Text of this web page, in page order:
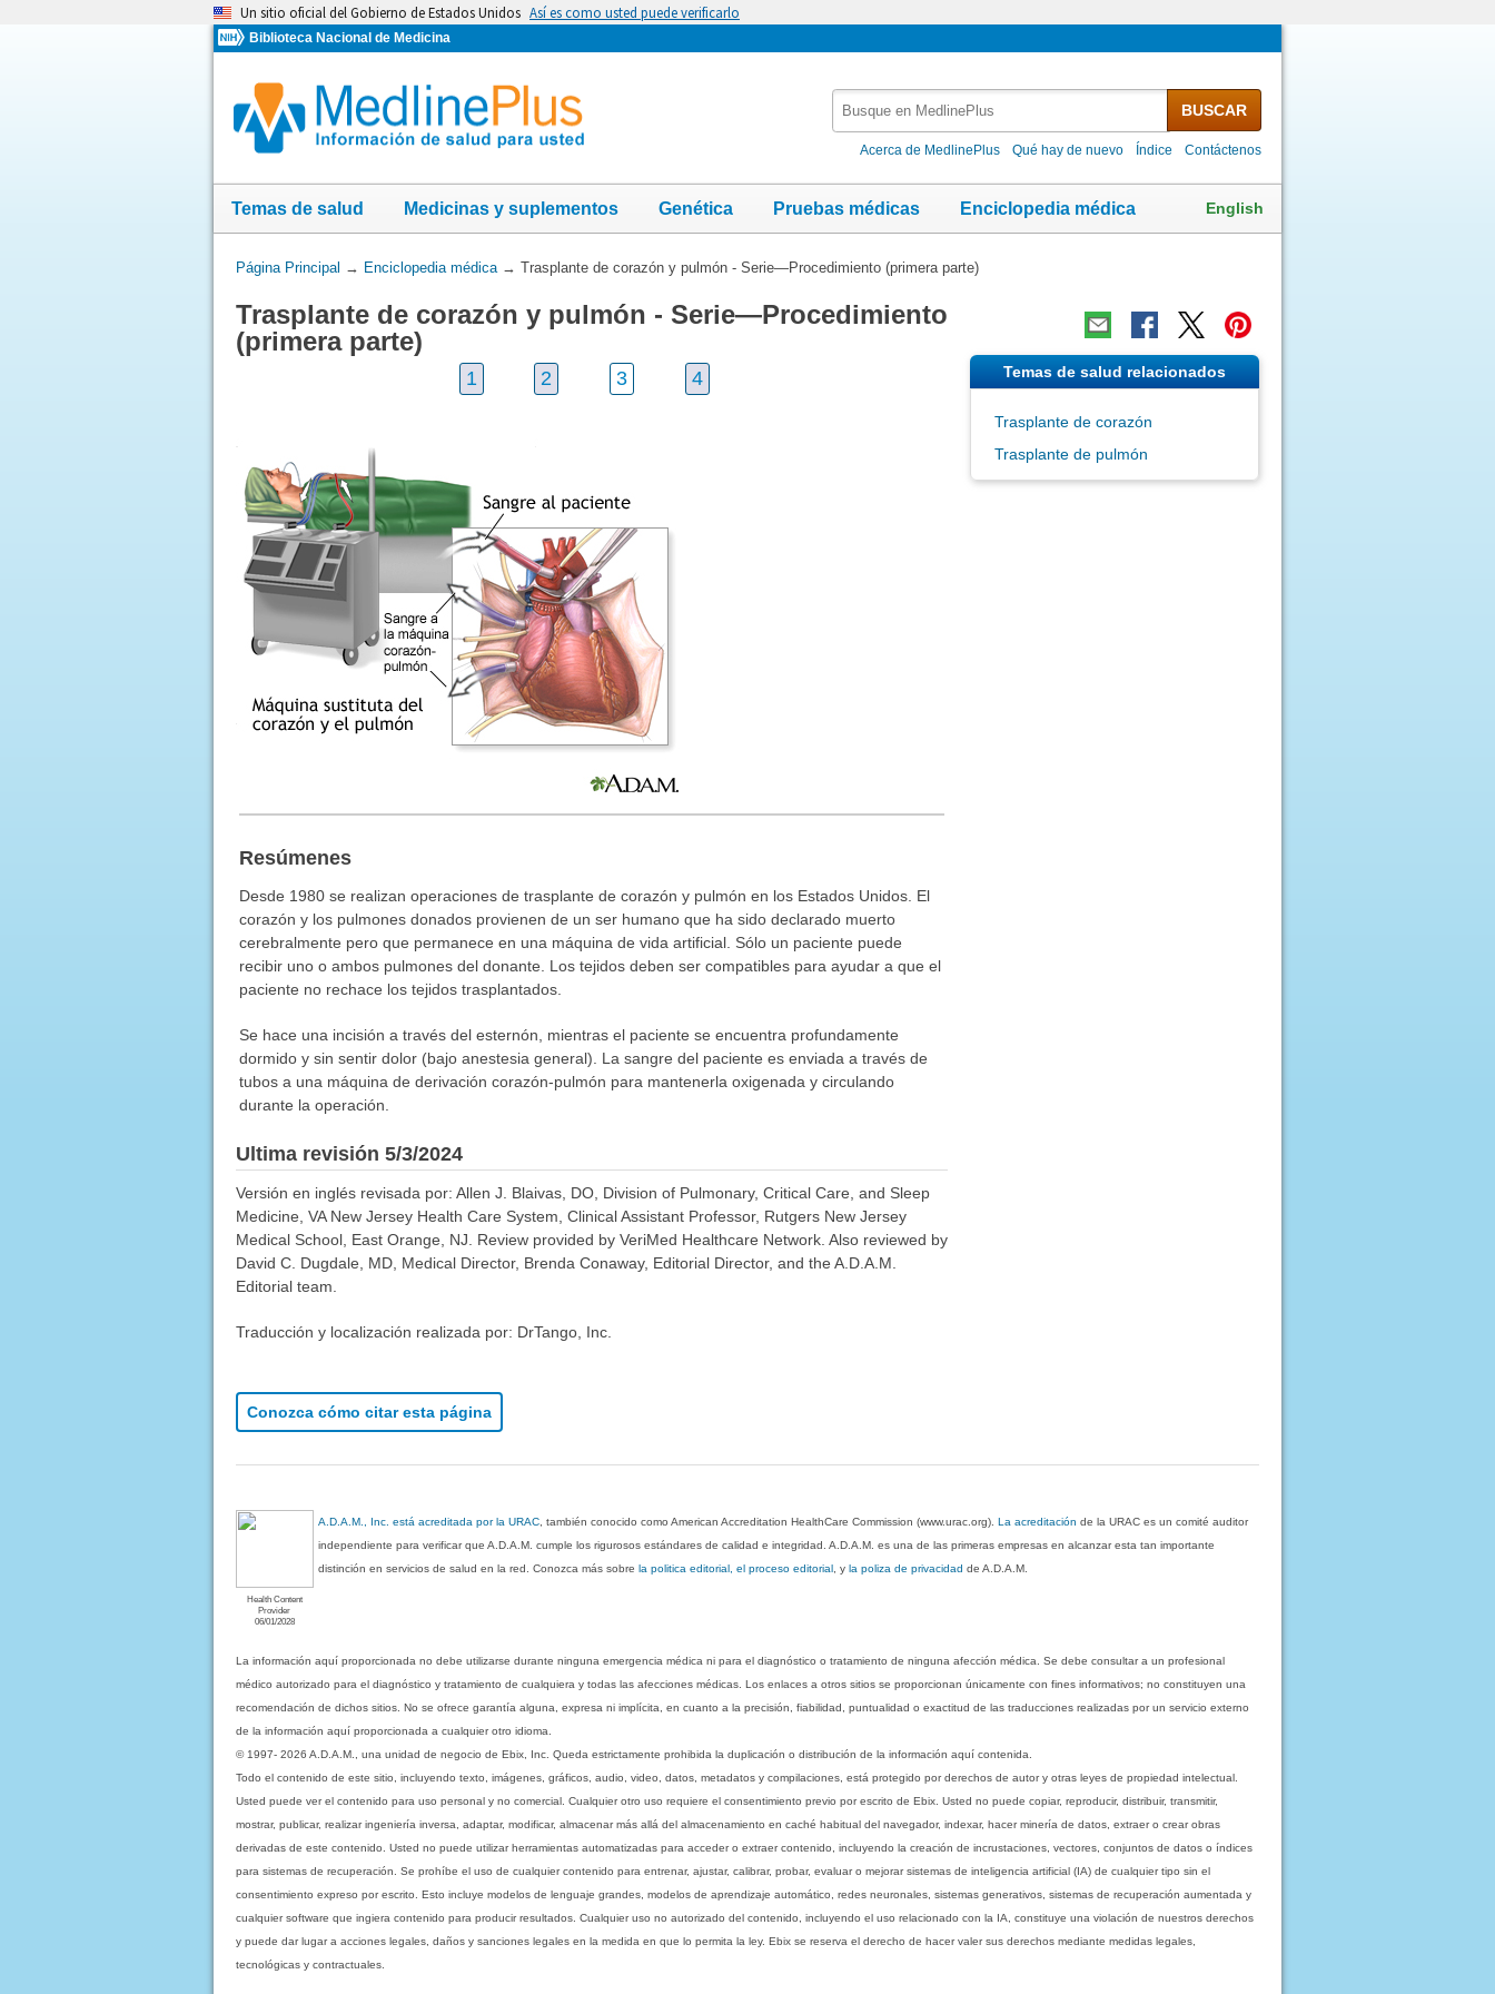
Un sitio oficial del Gobierno de Estados Unidos Así es como usted puede verificarlo
Biblioteca Nacional de Medicina
MedlinePlus
BUSCAR
Acerca de MedlinePlus Qué hay de nuevo Índice Contáctenos
Temas de salud Medicinas y suplementos Genética Pruebas médicas Enciclopedia médica English
Usted
aquí:
Página Principal → Enciclopedia médica→ Trasplante de corazón y pulmón - Serie—Procedimiento (primera parte)
Trasplante de corazón y pulmón - Serie—Procedimiento
(primera parte)
1 2 3 4
Resúmenes
Desde 1980 se realizan operaciones de trasplante de corazón y pulmón en los Estados Unidos. El
corazón y los pulmones donados provienen de un ser humano que ha sido declarado muerto
cerebralmente pero que permanece en una máquina de vida artificial. Sólo un paciente puede
recibir uno o ambos pulmones del donante. Los tejidos deben ser compatibles para ayudar a que el
paciente no rechace los tejidos trasplantados.
Se hace una incisión a través del esternón, mientras el paciente se encuentra profundamente
dormido y sin sentir dolor (bajo anestesia general). La sangre del paciente es enviada a través de
tubos a una máquina de derivación corazón-pulmón para mantenerla oxigenada y circulando
durante la operación.
Ultima revisión 5/3/2024
Versión en inglés revisada por: Allen J. Blaivas, DO, Division of Pulmonary, Critical Care, and Sleep
Medicine, VA New Jersey Health Care System, Clinical Assistant Professor, Rutgers New Jersey
Medical School, East Orange, NJ. Review provided by VeriMed Healthcare Network. Also reviewed by
David C. Dugdale, MD, Medical Director, Brenda Conaway, Editorial Director, and the A.D.A.M.
Editorial team.
Traducción y localización realizada por: DrTango, Inc.
Conozca cómo citar esta página
Temas de salud relacionados
Trasplante de corazón
Trasplante de pulmón
Health Content
Provider
06/01/2028
A.D.A.M., Inc. está acreditada por la URAC , también conocido como American Accreditation HealthCare Commission (www.urac.org).La acreditación de la URAC es un comité auditor
independiente para verificar que A.D.A.M. cumple los rigurosos estándares de calidad e integridad. A.D.A.M. es una de las primeras empresas en alcanzar esta tan importante
distinción en servicios de salud en la red. Conozca más sobrela politica editorial, el proceso editorial , yla poliza de privacidad de A.D.A.M.
La información aquí proporcionada no debe utilizarse durante ninguna emergencia médica ni para el diagnóstico o tratamiento de ninguna afección médica. Se debe consultar a un profesional
médico autorizado para el diagnóstico y tratamiento de cualquiera y todas las afecciones médicas. Los enlaces a otros sitios se proporcionan únicamente con fines informativos; no constituyen una
recomendación de dichos sitios. No se ofrece garantía alguna, expresa ni implícita, en cuanto a la precisión, fiabilidad, puntualidad o exactitud de las traducciones realizadas por un servicio externo
de la información aquí proporcionada a cualquier otro idioma.
© 1997- 2026 A.D.A.M., una unidad de negocio de Ebix, Inc. Queda estrictamente prohibida la duplicación o distribución de la información aquí contenida.
Todo el contenido de este sitio, incluyendo texto, imágenes, gráficos, audio, video, datos, metadatos y compilaciones, está protegido por derechos de autor y otras leyes de propiedad intelectual.
Usted puede ver el contenido para uso personal y no comercial. Cualquier otro uso requiere el consentimiento previo por escrito de Ebix. Usted no puede copiar, reproducir, distribuir, transmitir,
mostrar, publicar, realizar ingeniería inversa, adaptar, modificar, almacenar más allá del almacenamiento en caché habitual del navegador, indexar, hacer minería de datos, extraer o crear obras
derivadas de este contenido. Usted no puede utilizar herramientas automatizadas para acceder o extraer contenido, incluyendo la creación de incrustaciones, vectores, conjuntos de datos o índices
para sistemas de recuperación. Se prohíbe el uso de cualquier contenido para entrenar, ajustar, calibrar, probar, evaluar o mejorar sistemas de inteligencia artificial (IA) de cualquier tipo sin el
consentimiento expreso por escrito. Esto incluye modelos de lenguaje grandes, modelos de aprendizaje automático, redes neuronales, sistemas generativos, sistemas de recuperación aumentada y
cualquier software que ingiera contenido para producir resultados. Cualquier uso no autorizado del contenido, incluyendo el uso relacionado con la IA, constituye una violación de nuestros derechos
y puede dar lugar a acciones legales, daños y sanciones legales en la medida en que lo permita la ley. Ebix se reserva el derecho de hacer valer sus derechos mediante medidas legales,
tecnológicas y contractuales.